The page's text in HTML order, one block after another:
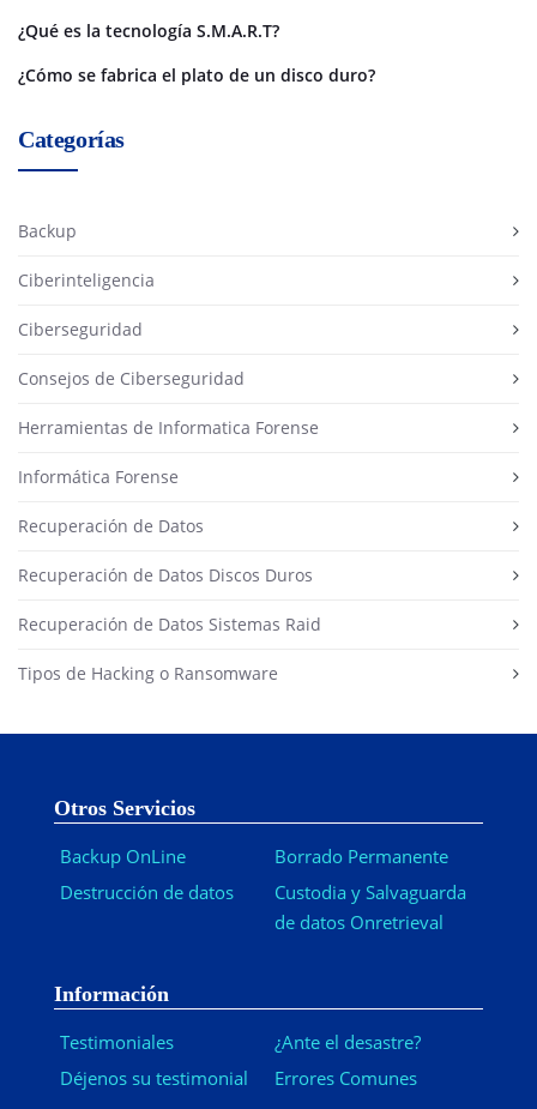
¿Qué es la tecnología S.M.A.R.T?
¿Cómo se fabrica el plato de un disco duro?
Categorías
Backup
Ciberinteligencia
Ciberseguridad
Consejos de Ciberseguridad
Herramientas de Informatica Forense
Informática Forense
Recuperación de Datos
Recuperación de Datos Discos Duros
Recuperación de Datos Sistemas Raid
Tipos de Hacking o Ransomware
Otros Servicios
Backup OnLine
Destrucción de datos
Borrado Permanente
Custodia y Salvaguarda
de datos Onretrieval
Información
Testimoniales
Déjenos su testimonial
¿Ante el desastre?
Errores Comunes